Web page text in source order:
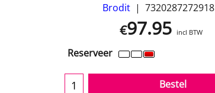
Brodit 7320287272918
€97.95 incl BTW
Reserveer
Bestel